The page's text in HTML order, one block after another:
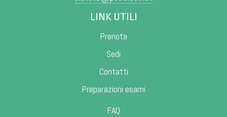
LINK UTILI
Prenota
Sedi
Contatti
Preparazioni esami
FAQ